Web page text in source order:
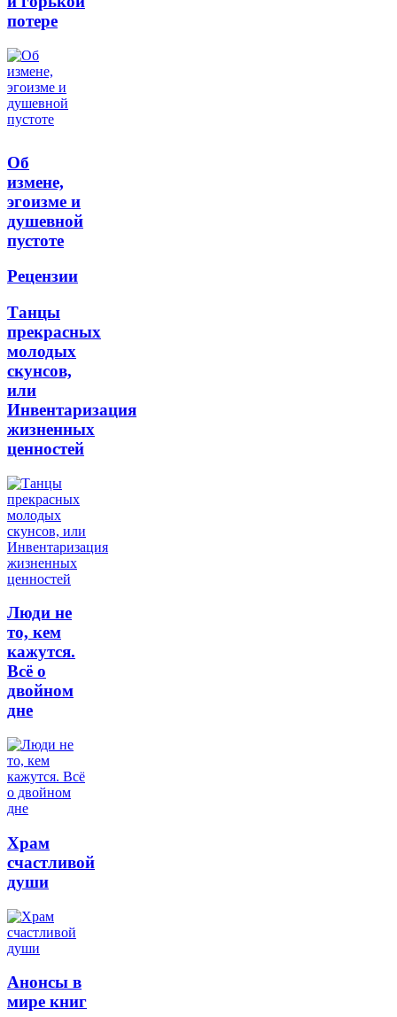
потере
Об
измене,
эгоизме и
душевной
пустоте
Рецензии
Танцы
прекрасных
молодых
скунсов,
или
Инвентаризация
жизненных
ценностей
Люди не
то, кем
кажутся.
Всё о
двойном
дне
Храм
счастливой
души
Анонсы в
мире книг